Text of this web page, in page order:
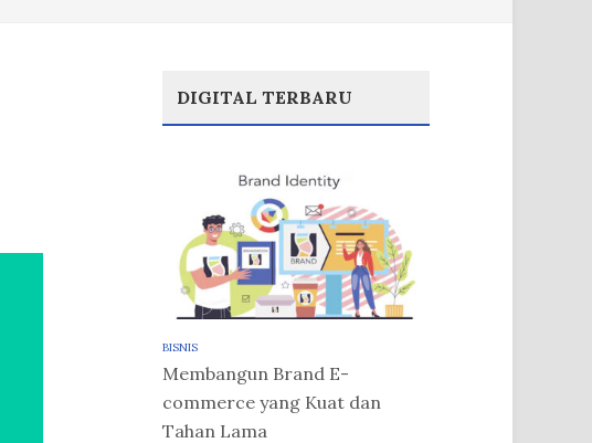
DIGITAL TERBARU
BISNIS
Membangun Brand E-
commerce yang Kuat dan
Tahan Lama